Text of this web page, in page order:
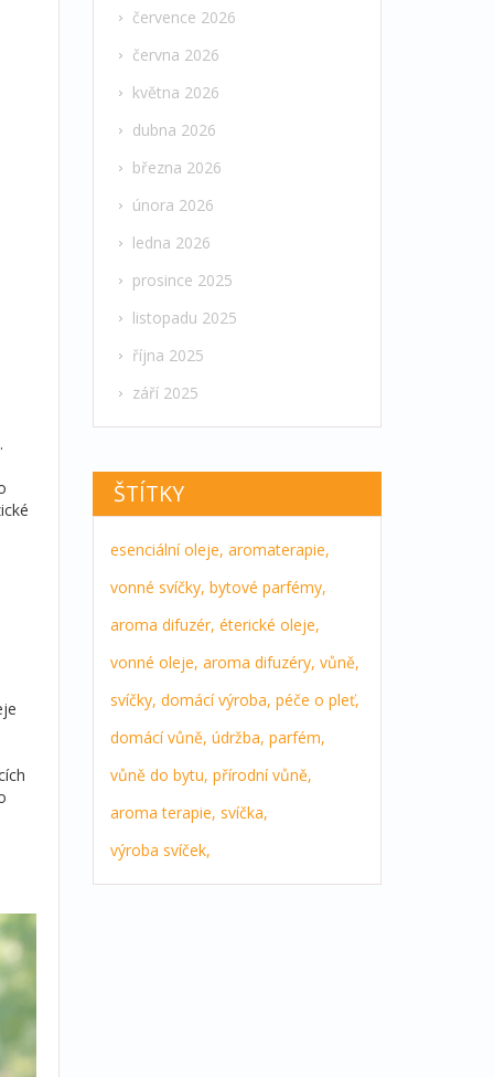
července 2026
června 2026
května 2026
dubna 2026
března 2026
února 2026
ledna 2026
prosince 2025
listopadu 2025
října 2025
září 2025
ŠTÍTKY
esenciální oleje, aromaterapie,
vonné svíčky, bytové parfémy,
aroma difuzér, éterické oleje,
vonné oleje, aroma difuzéry, vůně,
svíčky, domácí výroba, péče o pleť,
domácí vůně, údržba, parfém,
vůně do bytu, přírodní vůně,
aroma terapie, svíčka,
výroba svíček,